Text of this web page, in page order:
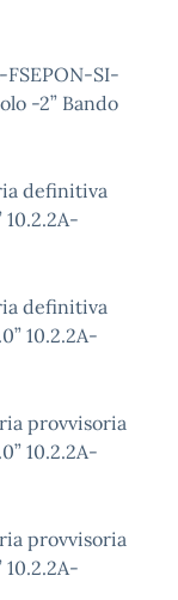
SI-
-2” Bando
definitiva
definitiva
10.2.2A-
provvisoria
10.2.2A-
provvisoria